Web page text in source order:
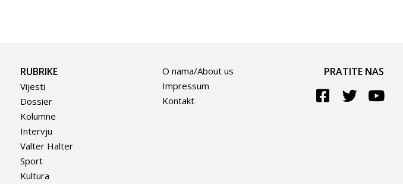
RUBRIKE
Vijesti
Dossier
Kolumne
Intervju
Valter Halter
Sport
Kultura
O nama/About us
Impressum
Kontakt
PRATITE NAS